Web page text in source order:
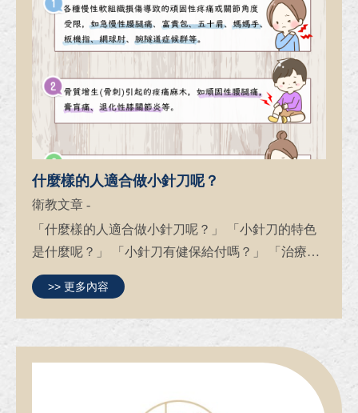
什麼樣的人適合做小針刀呢？
衛教文章 -
「什麼樣的人適合做小針刀呢？」 「小針刀的特色
是什麼呢？」 「小針刀有健保給付嗎？」 「治療過
程會不會痛呢？」 大家都在敲碗的小針刀療法， 讓
我們一一告訴你 如果你有以下困擾， 歡迎來之恩堂
找我們！ ...
>> 更多內容